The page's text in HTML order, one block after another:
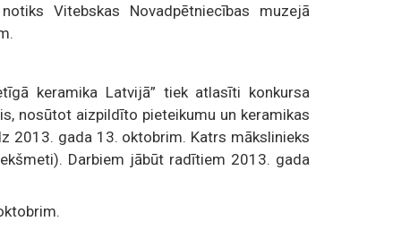
Vitebskas Novadpētniecības muzejā
keramika Latvijā” tiek atlasīti konkursa
nosūtot aizpildīto pieteikumu un keramikas
2013. gada 13. oktobrim. Katrs mākslinieks
Darbiem jābūt radītiem 2013. gada